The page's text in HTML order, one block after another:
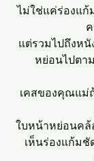
ไม่ใช่แค่ร่องแก้
แต่รวมไปถึงห
หย่อนไปตา
เคสของคุณแม่
ใบหน้าหย่อนค
เห็นร่องแก้ม